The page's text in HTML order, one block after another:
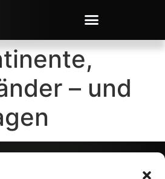
– und